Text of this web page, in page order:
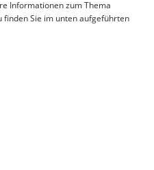
Informationen zum Thema
finden Sie im unten aufgeführten